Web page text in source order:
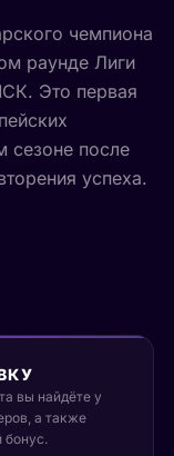
чемпиона
раунде Лиги
Это первая
сезоне после
успеха.
вы найдёте у
а также
бонус.